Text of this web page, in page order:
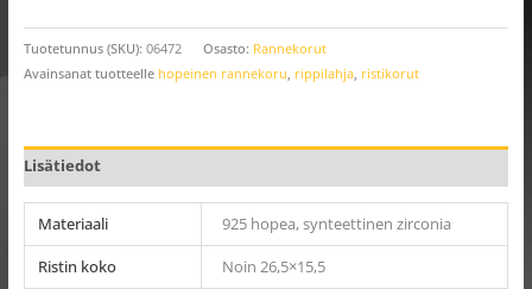
Tuotetunnus (SKU): 06472 Osasto: Rannekorut
Avainsanat tuotteelle hopeinen rannekoru rippilahja, ristikorut
Lisätiedot
Materiaali
925 hopea, synteettinen zirconia
Ristin koko
Noin 26,5×15,5